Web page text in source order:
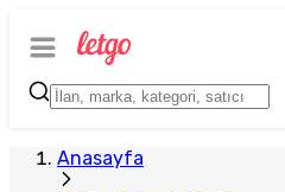
Anasayfa
Plus Satıcı